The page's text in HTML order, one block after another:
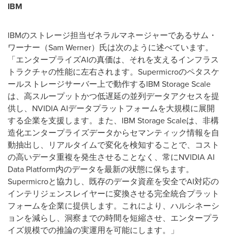
IBM
IBMのストレージ担当ゼネラルマネージャーであるサム・
ワーナー（Sam Werner）氏は次のように述べています。
「エンタープライズAIの真価は、それを支えるインフラス
トラクチャの性能に左右されます。Supermicroのペタスケ
ールストレージサーバー上で動作するIBM Storage Scale
は、高スループットかつ低遅延の並列データアクセスを提
供し、NVIDIA AIデータプラットフォームを大規模に展開
する企業を支援します。また、IBM Storage Scaleは、非構
造化エンタープライズデータからセマンティック情報を自
動抽出し、リアルタイムで変化を検知することで、コスト
の高いデータ重複を発生させることなく、常にNVIDIA AI
Data Platform内のデータを最新の状態に保ちます。
Supermicroと協力し、既存のデータ資産を安全でAI対応の
インテリジェンスレイヤーに変換させる完全統合プラット
フォームを企業に提供します。これにより、ハルシネーシ
ョンを減らし、洞察までの時間を短縮させ、エンタープラ
イズ規模での推論の実運用を可能にします。」